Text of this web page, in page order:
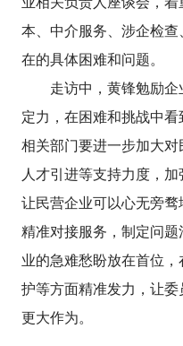
本、中介服务、涉企检
在的具体困难和问题。
走访中，黄锋勉励企
定力，在困难和挑战中看
相关部门要进一步加大对
人才引进等支持力度，
让民营企业可以心无旁
精准对接服务，制定问
业的急难愁盼放在首位
护等方面精准发力，让
更大作为。